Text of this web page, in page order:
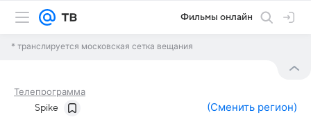
Фильмы онлайн
* транслируется московская сетка вещания
Телепрограмма
Spike (Сменить регион)